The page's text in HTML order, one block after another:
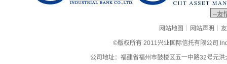
网站地图 | 网站声明 |
©版权所有 2011兴业国际信托有限公司
公司地址：福建省福州市鼓楼区五一中路32号元